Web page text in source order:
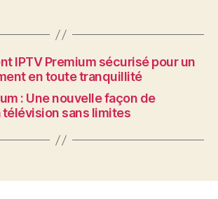
IPTV Premium sécurisé pour un
en toute tranquillité
: Une nouvelle façon de
télévision sans limites